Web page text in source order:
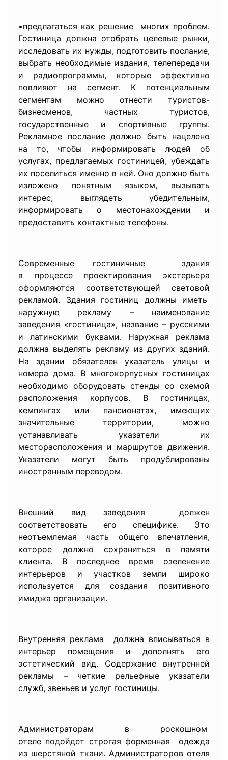
•предлагаться как решение многих проблем.
Гостиница должна отобрать целевые рынки,
исследовать их нужды, подготовить послание,
выбрать необходимые издания, телепередачи
и радиопрограммы, которые эффективно
повлияют на сегмент. К потенциальным
сегментам можно отнести туристов-
бизнесменов, частных туристов,
государственные и спортивные группы.
Рекламное послание должно быть нацелено
на то, чтобы информировать людей об
услугах, предлагаемых гостиницей, убеждать
их поселиться именно в ней. Оно должно быть
изложено понятным языком, вызывать
интерес, выглядеть убедительным,
информировать о местонахождении и
предоставить контактные телефоны.
Современные гостиничные здания
в процессе проектирования экстерьера
оформляются соответствующей световой
рекламой. Здания гостиниц должны иметь
наружную рекламу – наименование
заведения «гостиница», название – русскими
и латинскими буквами. Наружная реклама
должна выделять рекламу из других зданий.
На здании обязателен указатель улицы и
номера дома. В многокорпусных гостиницах
необходимо оборудовать стенды со схемой
расположения корпусов. В гостиницах,
кемпингах или пансионатах, имеющих
значительные территории, можно
устанавливать указатели их
месторасположения и маршрутов движения.
Указатели могут быть продублированы
иностранным переводом.
Внешний вид заведения должен
соответствовать его специфике. Это
неотъемлемая часть общего впечатления,
которое должно сохраниться в памяти
клиента. В последнее время озеленение
интерьеров и участков земли широко
используется для создания позитивного
имиджа организации.
Внутренняя реклама должна вписываться в
интерьер помещения и дополнять его
эстетический вид. Содержание внутренней
рекламы – четкие рельефные указатели
служб, звеньев и услуг гостиницы.
Администраторам в роскошном
отеле подойдет строгая форменная одежда
из шерстяной ткани. Администраторов отеля